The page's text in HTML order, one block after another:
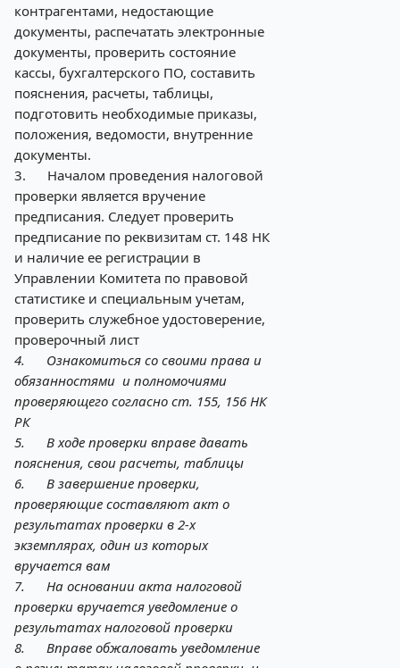
контрагентами, недостающие
документы, распечатать электронные
документы, проверить состояние
кассы, бухгалтерского ПО, составить
пояснения, расчеты, таблицы,
подготовить необходимые приказы,
положения, ведомости, внутренние
документы.
3. Началом проведения налоговой
проверки является вручение
предписания. Следует проверить
предписание по реквизитам ст. 148 НК
и наличие ее регистрации в
Управлении Комитета по правовой
статистике и специальным учетам,
проверить служебное удостоверение,
проверочный лист
4. Ознакомиться со своими права и
обязанностями и полномочиями
проверяющего согласно ст. 155, 156 НК
РК
5. В ходе проверки вправе давать
пояснения, свои расчеты, таблицы
6. В завершение проверки,
проверяющие составляют акт о
результатах проверки в 2-х
экземплярах, один из которых
вручается вам
7. На основании акта налоговой
проверки вручается уведомление о
результатах налоговой проверки
8. Вправе обжаловать уведомление